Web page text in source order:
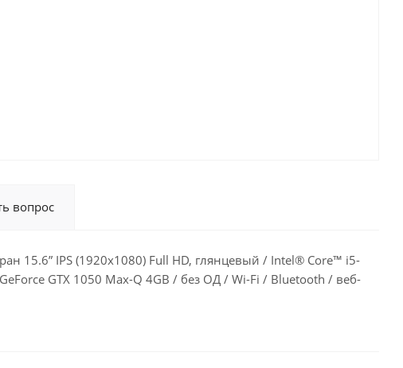
вопрос
15.6” IPS (1920x1080) Full HD, глянцевый / Intel® Core™ i5-
GTX 1050 Max-Q 4GB / без ОД / Wi-Fi / Bluetooth / веб-